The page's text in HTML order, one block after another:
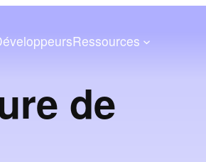
Ressources
de